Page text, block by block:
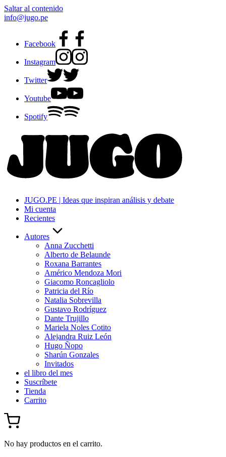
Saltar al contenido
info@jugo.pe
Facebook
Instagram
Twitter
Youtube
Spotify
JUGO.PE | Ideas que inspiran análisis y debate
Mi cuenta
Recientes
Autores
Anna Zucchetti
Alberto de Belaunde
Roxana Barrantes
Américo Mendoza Mori
Giacomo Roncagliolo
Patricia del Río
Natalia Sobrevilla
Gustavo Rodríguez
Dante Trujillo
Mariela Noles Cotito
Alejandra Ruiz León
Hugo Ñopo
Sharún Gonzales
Invitados
el libro del mes
Suscríbete
Tienda
Carrito
No hay productos en el carrito.